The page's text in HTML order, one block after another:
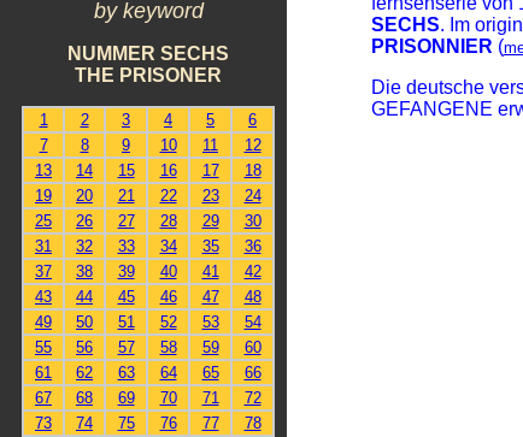
by keyword
NUMMER SECHS
THE PRISONER
1 2 3 4 5
6
7
8 9 10 11
12
13
14 15 16 17
18
19
20 21 22 23
24
25
26 27 28 29
30
31
32 33 34 35
36
37
38 39 40 41
42
43
44 45 46 47
48
49
50 51 52 53
54
55
56 57 58 59
60
61
62 63 64 65
66
67
68 69 70 71
72
73
74 75 76 77
78
SECHS. Im
PRISONNIER (
Die deutsche
GEFANGENE